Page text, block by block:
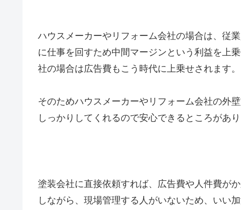
ハウスメーカーやリフォーム会社の場合は、従
に仕事を回すため中間マージンという利益を上
社の場合は広告費もこう時代に上乗せされます。
そのためハウスメーカーやリフォーム会社の外
しっかりしてくれるので安心できるところがあり
塗装会社に直接依頼すれば、広告費や人件費が
しながら、現場管理する人がいないため、いい